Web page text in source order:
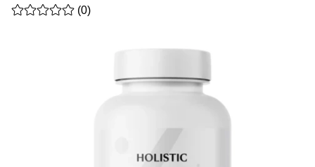
Keskiarvoluokitus 0 / 5 Arvioiden määrä 0
(0)